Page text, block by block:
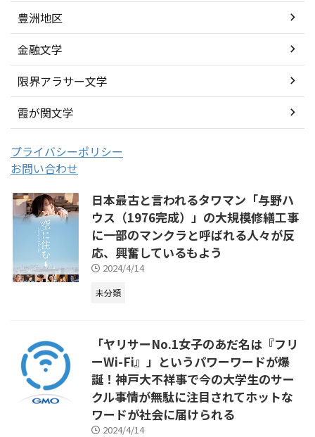
豊洲地区
金融文学
限界アラサー文学
霞が関文学
プライバシーポリシー
お問い合わせ
日本最古と言われるタワマン「与野ハ
ウス（1976完成）」の大規模修繕工事
に一部のマンクラと呼ばれる人々が反
応、興奮しているもよう
2024/4/14
未分類
「ヤリサーNo.1女子のあだ名は『フリ
ーWi-Fi』」というパワーワードが爆
誕！神戸大不祥事で今の大学生のサー
クル事情が無駄に注目されてホットな
ワードが社会に届けられる
2024/4/14